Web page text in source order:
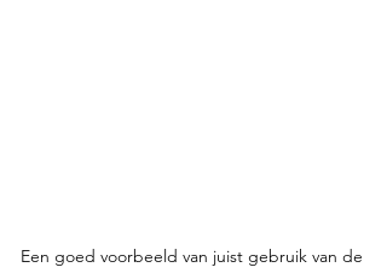
Een goed voorbeeld van juist gebruik van de